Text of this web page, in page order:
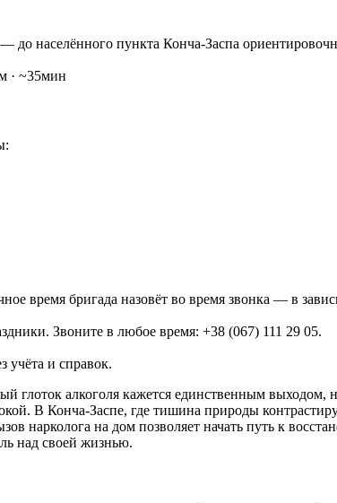
до населённого пункта Конча-Заспа
· ~35мин
время бригада назовёт во время звонка — в
Звоните в любое время: +38 (067) 111 29 05.
учёта и справок.
глоток алкоголя кажется единственным
В Конча-Заспе, где тишина природы
нарколога на дом позволяет начать путь к
над своей жизнью.